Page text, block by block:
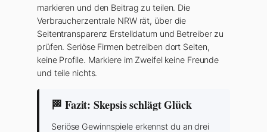
markieren und den Beitrag zu teilen. Die
Verbraucherzentrale NRW rät, über die
Seitentransparenz Erstelldatum und Betreiber zu
prüfen. Seriöse Firmen betreiben dort Seiten,
keine Profile. Markiere im Zweifel keine Freunde
und teile nichts.
🏁 Fazit: Skepsis schlägt Glück
Seriöse Gewinnspiele erkennst du an drei